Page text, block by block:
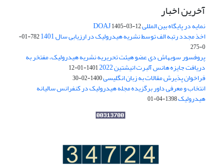
آخرین اخبار
نمایه در پایگاه بین المللی DOAJ1405-03-12
اخذ مجدد رتبه الف توسط نشریه هیدرولیک در ارزیابی سال 1401
782-01-
0-275
پروفسور سوبهاش دی عضو هیئت تحریریه نشریه هیدرولیک، مفتخر به
دریافت جایزه هانس آلبرت انیشتین 2022 1401-01-12
فراخوان پذیرش مقالات به زبان انگلیسی1400-02-30
انتخاب و معرفی داور برگزیده مجله هیدرولیک در کنفرانس سالیانه
هیدرولیک1398-04-01